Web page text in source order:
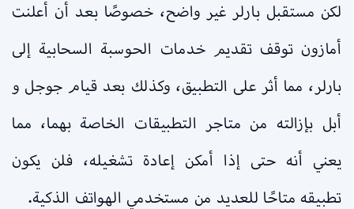
لكن مستقبل بارلر غير واضح، خصوصًا بعد أن أعلنت
أمازون توقف تقديم خدمات الحوسبة السحابية إلى
بارلر، مما أثر على التطبيق، وكذلك بعد قيام جوجل و
أبل بإزالته من متاجر التطبيقات الخاصة بهما، مما
يعني أنه حتى إذا أمكن إعادة تشغيله، فلن يكون
تطبيقه متاحًا للعديد من مستخدمي الهواتف الذكية.